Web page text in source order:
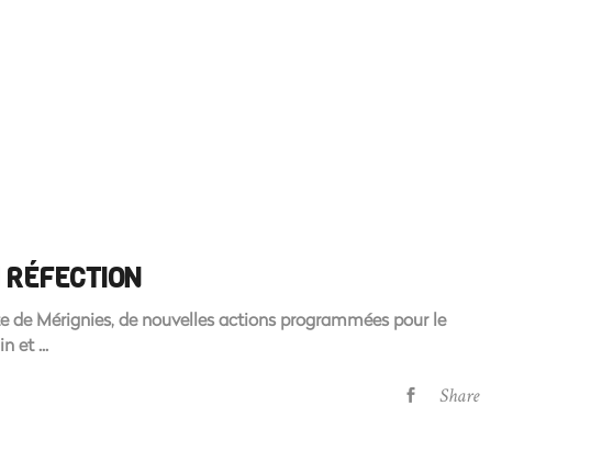
Mérignies, de nouvelles actions programmées pour le
et
Share